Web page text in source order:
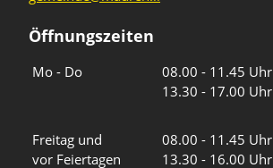
Öffnungszeiten
Mo - Do
08.00 - 11.45 Uhr
13.30 - 17.00 Uhr
Freitag und
vor Feiertagen
08.00 - 11.45 Uhr
13.30 - 16.00 Uhr